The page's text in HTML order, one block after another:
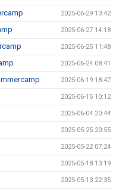
2025-06-29 13:42
2025-06-27 14:18
2025-06-25 11:48
2025-06-24 08:41
2025-06-19 18:47
2025-06-15 10:12
2025-06-04 20:44
2025-05-25 20:55
2025-05-22 07:24
2025-05-18 13:19
2025-05-13 22:35